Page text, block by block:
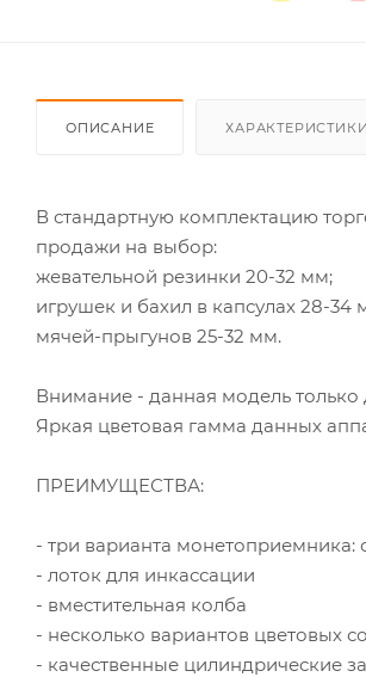
ОПИСАНИЕ ХАРАКТЕРИСТИКИ
В стандартную комплектацию
продажи на выбор:
жевательной резинки 20-32 мм;
игрушек и бахил в капсулах 28-34
мячей-прыгунов 25-32 мм.
Внимание - данная модель
Яркая цветовая гамма данных
ПРЕИМУЩЕСТВА:
- три варианта монетоприемника:
- лоток для инкассации
- вместительная колба
- несколько вариантов цветовых
- качественные цилиндрические